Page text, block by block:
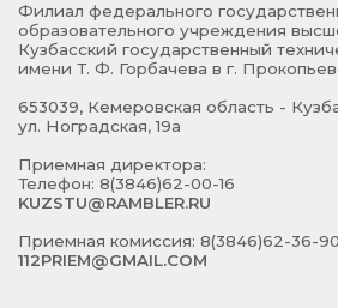
Филиал федерального
образовательного учреждения
Кузбасский государственный
имени Т. Ф. Горбачева в г.
653039, Кемеровская область -
ул. Ноградская, 19а
Приемная директора:
Телефон: 8(3846)62-00-16
KUZSTU@RAMBLER.RU
Приемная комиссия: 8(3846)62-36-
112PRIEM@GMAIL.COM